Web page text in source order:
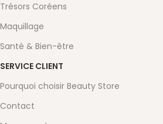
Trésors Coréens
Maquillage
Santé & Bien-être
SERVICE CLIENT
Pourquoi choisir Beauty Store
Contact